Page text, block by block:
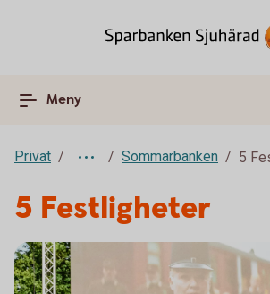
Meny
Privat Sommarbanken 5
5 Festligheter